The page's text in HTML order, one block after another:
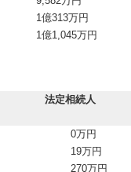
1億313万円
1億1,045万円
法定相続人
0万円
19万円
270万円